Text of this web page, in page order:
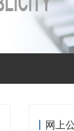
网上